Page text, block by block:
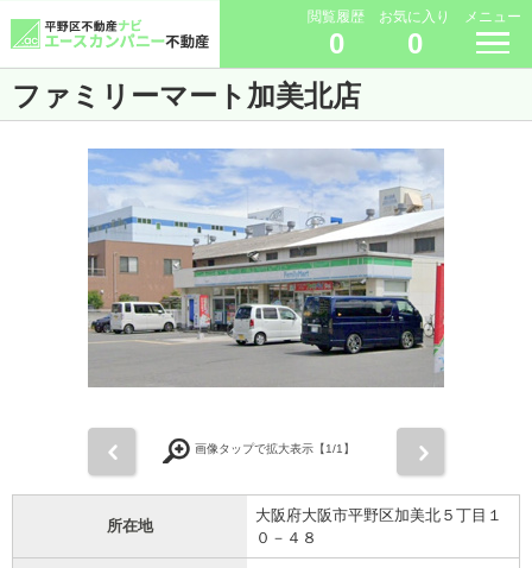
閲覧履歴
0
お気に入り
0
メニュー
ファミリーマート加美北店
画像タップで拡大表示【1/1】
所在地
大阪府大阪市平野区加美北５丁目１
０－４８